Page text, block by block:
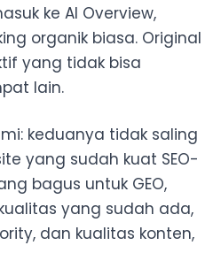
ke AI Overview,
organik biasa. Original
yang tidak bisa
lain.
keduanya tidak saling
yang sudah kuat SEO-
bagus untuk GEO,
yang sudah ada,
dan kualitas konten,